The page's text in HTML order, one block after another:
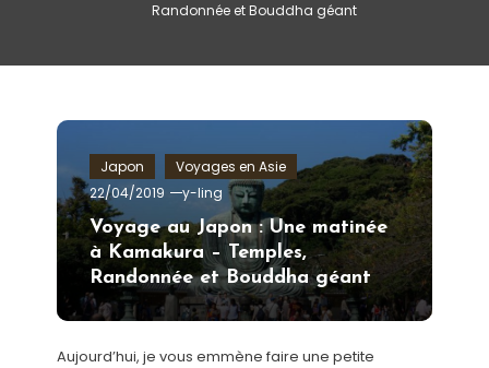
Randonnée et Bouddha géant
Japon
Voyages en Asie
22/04/2019
y-ling
Voyage au Japon : Une matinée
à Kamakura – Temples,
Randonnée et Bouddha géant
Aujourd’hui, je vous emmène faire une petite